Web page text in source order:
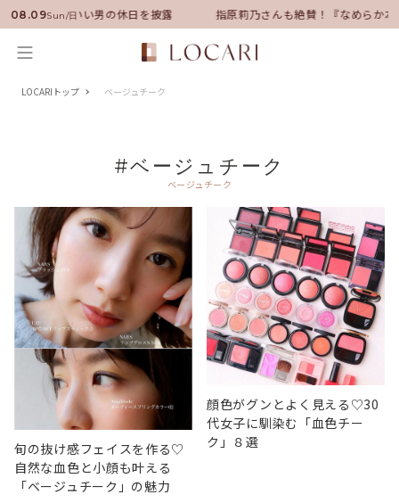
08.09Sun/日
ーに就任！いい男の休日を披露 指原莉乃さんも絶賛！『なめらか
LOCARIトップ ベージュチーク
#ベージュチーク
ベージュチーク
旬の抜け感フェイスを作る♡
自然な血色と小顔も叶える
「ベージュチーク」の魅力
顔色がグンとよく見える♡30
代女子に馴染む「血色チー
ク」８選